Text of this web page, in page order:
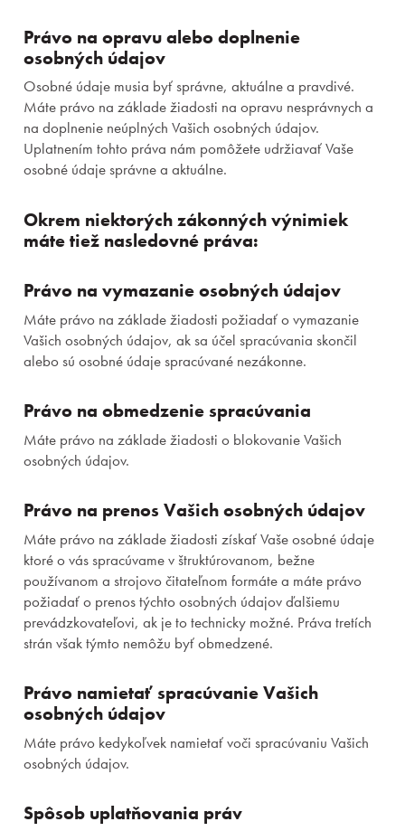
Prihlásiť sa
Aufenthalte
Erlebnisse für kinder
Räumlichkeiten & dienstleistungen
Gastronomie
Wasserpark & Spa
Právo na opravu alebo doplnenie
osobných údajov
Osobné údaje musia byť správne, aktuálne a pravdivé.
Máte právo na základe žiadosti na opravu nesprávnych a
na doplnenie neúplných Vašich osobných údajov.
Uplatnením tohto práva nám pomôžete udržiavať Vaše
osobné údaje správne a aktuálne.
Okrem niektorých zákonných výnimiek
máte tiež nasledovné práva:
Právo na vymazanie osobných údajov
Máte právo na základe žiadosti požiadať o vymazanie
Vašich osobných údajov, ak sa účel spracúvania skončil
alebo sú osobné údaje spracúvané nezákonne.
Právo na obmedzenie spracúvania
Máte právo na základe žiadosti o blokovanie Vašich
osobných údajov.
Právo na prenos Vašich osobných údajov
Máte právo na základe žiadosti získať Vaše osobné údaje
ktoré o vás spracúvame v štruktúrovanom, bežne
používanom a strojovo čitateľnom formáte a máte právo
požiadať o prenos týchto osobných údajov ďalšiemu
prevádzkovateľovi, ak je to technicky možné. Práva tretích
strán však týmto nemôžu byť obmedzené.
Právo namietať spracúvanie Vašich
osobných údajov
Máte právo kedykoľvek namietať voči spracúvaniu Vašich
osobných údajov.
Spôsob uplatňovania práv